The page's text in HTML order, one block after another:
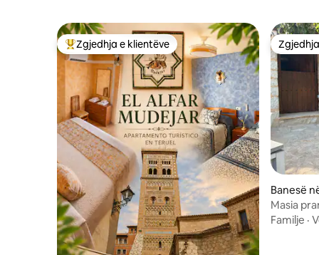
Më të mirat e zgjedhjeve të klientëve
Zgjedhja e klientëve
Banesë
Masia
Familje ·